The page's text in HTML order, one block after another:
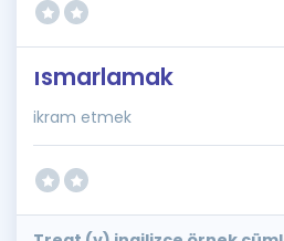
ısmarlamak
ikram etmek